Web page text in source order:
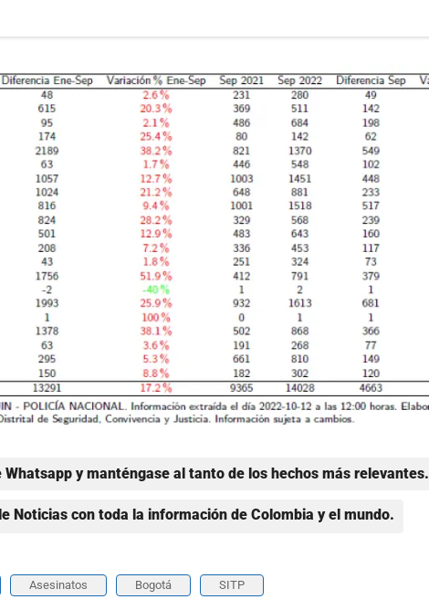
Whatsapp y manténgase al tanto de los hechos más relevantes.
Noticias con toda la información de Colombia y el mundo.
Asesinatos Bogotá SITP